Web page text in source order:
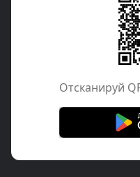
Отcканируй